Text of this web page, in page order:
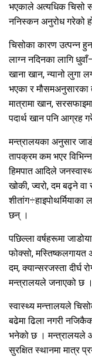
भएकाले अत्यधिक चिसो
ननिस्कन अनुरोध गरेको
चिसोका कारण उत्पन्न
लाग्न नदिनका लागि
खाना खान, न्यानो लुगा
भएका र मौसमअनुसारका
मात्रामा खान,
पदार्थ खान पनि आग्रह
मन्त्रालयका अनुसार
तापक्रम कम भएर
हिमपात आदिले
खोकी, ज्वरो, दम बढ्ने वा
छन् ।
पछिल्ला वर्षहरूमा
फोक्सो, मस्तिष्कलगायत
दम, क्यान्सरजस्ता दीर्घ
मन्त्रालयले जनाएको छ ।
स्वास्थ्य मन्त्तालयले
बढेमा ढिला नगरी
भनेको छ । मन्त्रालयले
सुरक्षित स्थानमा मात्र